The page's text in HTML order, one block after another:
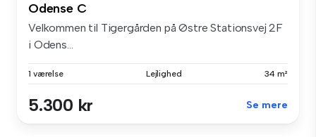
Odense C
Velkommen til Tigergården på Østre Stationsvej 2F
i Odens...
1 værelse Lejlighed 34 m²
5.300 kr Se mere